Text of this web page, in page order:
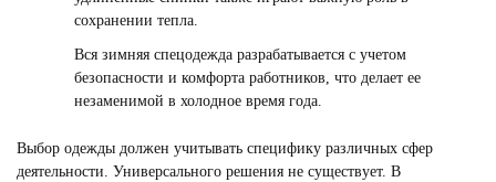
сохранении тепла.
Вся зимняя спецодежда разрабатывается с учетом
безопасности и комфорта работников, что делает ее
незаменимой в холодное время года.
Выбор одежды должен учитывать специфику различных сфер
деятельности. Универсального решения не существует. В